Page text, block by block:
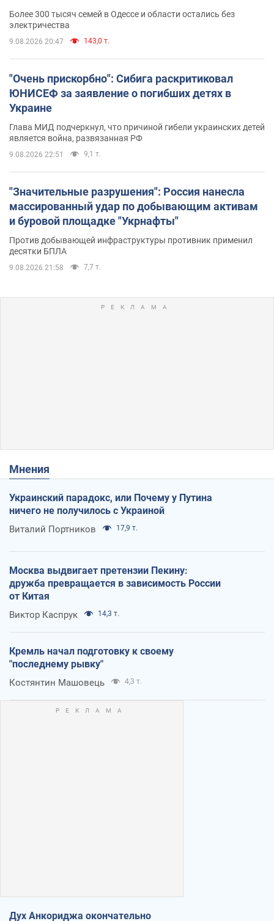
противника. Видео
Более 300 тысяч семей в Одессе и области остались без
электричества
9.08.2026 20:47 143,0 т.
"Очень прискорбно": Сибига раскритиковал
ЮНИСЕФ за заявление о погибших детях в
Украине
Глава МИД подчеркнул, что причиной гибели украинских детей
является война, развязанная РФ
9.08.2026 22:51 9,1 т.
"Значительные разрушения": Россия нанесла
массированный удар по добывающим активам
и буровой площадке "Укрнафты"
Против добывающей инфраструктуры противник применил
десятки БПЛА
9.08.2026 21:58 7,7 т.
Мнения
Украинский парадокс, или Почему у Путина
ничего не получилось с Украиной
Виталий Портников 17,9 т.
Москва выдвигает претензии Пекину:
дружба превращается в зависимость России
от Китая
Виктор Каспрук 14,3 т.
Кремль начал подготовку к своему
"последнему рывку"
Костянтин Машовець 4,3 т.
Дух Анкориджа окончательно